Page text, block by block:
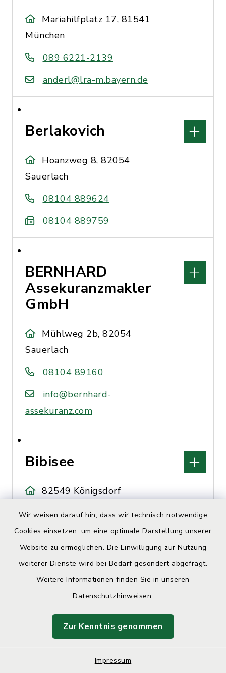
Wir weisen darauf hin, dass wir technisch notwendige
Cookies einsetzen, um eine optimale Darstellung unserer
Website zu ermöglichen. Die Einwilligung zur Nutzung
weiterer Dienste wird bei Bedarf gesondert abgefragt.
Weitere Informationen finden Sie in unseren
Datenschutzhinweisen.
Zur Kenntnis genommen
Impressum
Mariahilfplatz 17, 81541
München
089 6221-2139
anderl@lra-m.bayern.de
Berlakovich
Hoanzweg 8, 82054
Sauerlach
08104 889624
08104 889759
BERNHARD
Assekuranzmakler
GmbH
Mühlweg 2b, 82054
Sauerlach
08104 89160
info@bernhard-
assekuranz.com
Bibisee
82549 Königsdorf
Blanda Verena,
Hebamme
Buchenstr. 1, 82054
Sauerlach